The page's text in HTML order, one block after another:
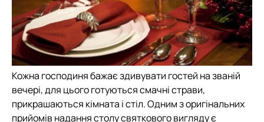
Кожна господиня бажає здивувати гостей на званій
вечері, для цього готуються смачні страви,
прикрашаються кімната і стіл. Одним з оригінальних
прийомів надання столу святкового вигляду є